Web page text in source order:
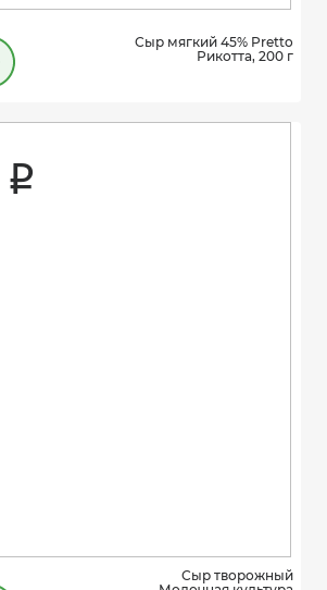
Сыр мягкий 45% Pretto
Рикотта, 200 г
i
Сыр творожный